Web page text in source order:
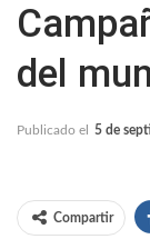
del
Publicado el 5 de
Compartir